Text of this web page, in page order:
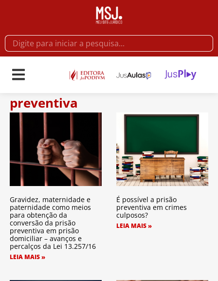
preventiva
Gravidez, maternidade e
paternidade como meios
para obtenção da
conversão da prisão
preventiva em prisão
domiciliar – avanços e
percalços da Lei 13.257/16
LEIA MAIS »
É possível a prisão
preventiva em crimes
culposos?
LEIA MAIS »